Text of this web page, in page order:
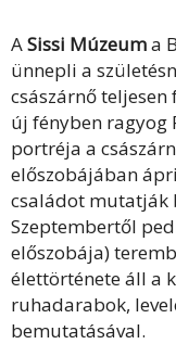
ASissi Múzeuma
ünnepli a
császárnő
új fényben ragyog
portréja a
előszobájában
családot mutatják
Szeptembertől
előszobája)
élettörténete áll a
ruhadarabok,
bemutatásával.